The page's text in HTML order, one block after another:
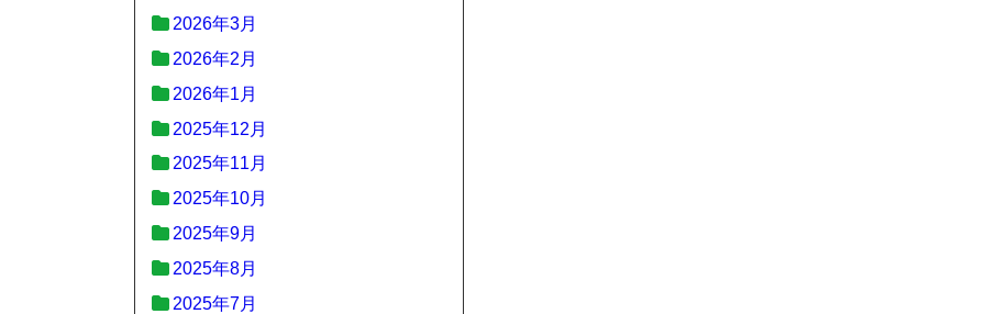
2026年3月
2026年2月
2026年1月
2025年12月
2025年11月
2025年10月
2025年9月
2025年8月
2025年7月